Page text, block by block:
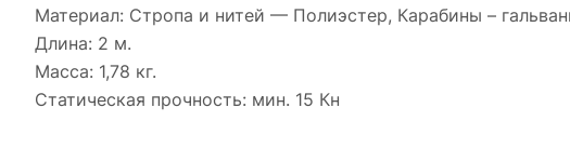
Материал: Стропа и нитей — Полиэстер, Карабины –
Длина: 2 м.
Масса: 1,78 кг.
Статическая прочность: мин. 15 Кн